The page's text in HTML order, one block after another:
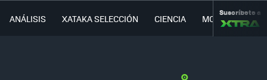
ANÁLISIS XATAKA SELECCIÓN CIENCIA MOVILIDAD
Suscríbete a